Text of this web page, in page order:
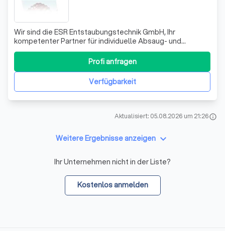
Wir sind die ESR Entstaubungstechnik GmbH, Ihr
kompetenter Partner für individuelle Absaug- und
Entstaubungsanlagen. Seit 1993 entwickeln wir
maßgeschneiderte Lösungen, die nicht nur den neuesten
gesetzlichen Anforderungen entsprechen, sondern auch
den höchsten Ansprüchen an Umweltschutz und Effizie
Verfügbarkeit
Profi anfragen
Aktualisiert: 05.08.2026 um 21:26info
Weitere Ergebnisse anzeigen keyboard_arrow_down
Ihr Unternehmen nicht in der Liste?
Kostenlos anmelden